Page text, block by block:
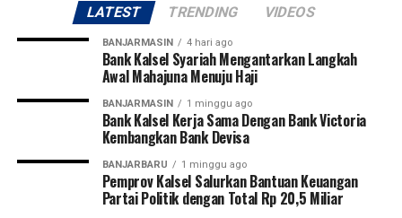
Pangdam juga berharap dari kompetisi perdana tersebut
akan lahir pemain-pemain potensial yang mampu
membawa nama harum Kalimantan Selatan dan
Kalimantan Tengah di tingkat nasional bahkan
internasional.
Pembukaan turnamen semakin meriah dengan laga
perdana yang mempertemukan tim Kabupaten Tapin
melawan Kabupaten Hulu Sungai Utara (HSU). Kegiatan
LATEST TRENDING VIDEOS
BANJARMASIN 4 hari ago
Bank Kalsel Syariah Mengantarkan Langkah
Awal Mahajuna Menuju Haji
BANJARMASIN 1 minggu ago
Bank Kalsel Kerja Sama Dengan Bank Victoria
Kembangkan Bank Devisa
BANJARBARU 1 minggu ago
Pemprov Kalsel Salurkan Bantuan Keuangan
Partai Politik dengan Total Rp 20,5 Miliar